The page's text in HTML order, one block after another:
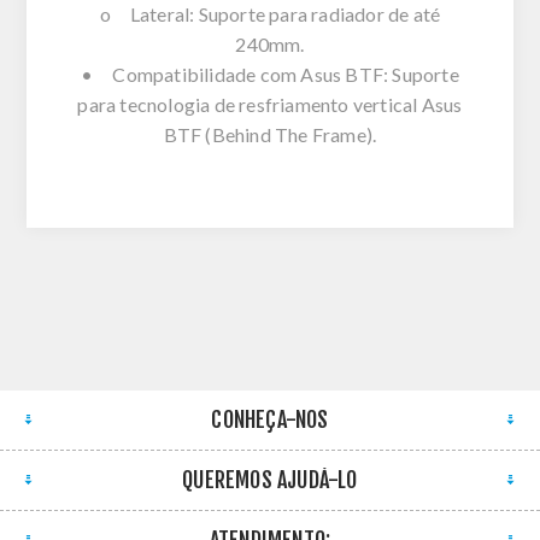
o Lateral: Suporte para radiador de até
240mm.
• Compatibilidade com Asus BTF: Suporte
para tecnologia de resfriamento vertical Asus
BTF (Behind The Frame).
CONHEÇA-NOS
QUEREMOS AJUDÁ-LO